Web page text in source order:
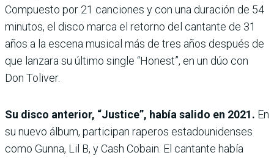
Compuesto por 21 canciones y con una duración de 54
minutos, el disco marca el retorno del cantante de 31
años a la escena musical más de tres años después de
que lanzara su último single “Honest”, en un dúo con
Don Toliver.
Su disco anterior, “Justice”, había salido en 2021. En
su nuevo álbum, participan raperos estadounidenses
como Gunna, Lil B, y Cash Cobain. El cantante había